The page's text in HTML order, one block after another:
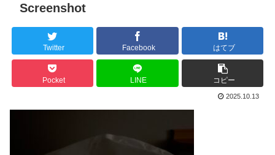
Screenshot
Twitter Facebook はてブ
Pocket LINE コピー
2025.10.13